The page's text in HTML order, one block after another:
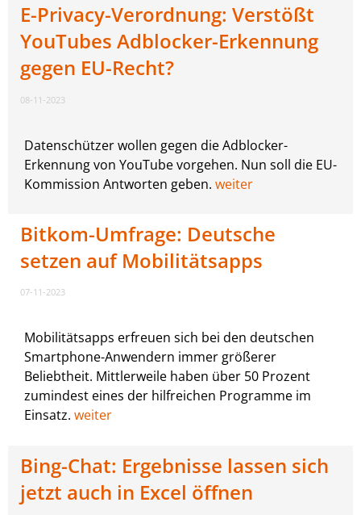
E-Privacy-Verordnung: Verstößt
YouTubes Adblocker-Erkennung
gegen EU-Recht?
08-11-2023
Datenschützer wollen gegen die Adblocker-
Erkennung von YouTube vorgehen. Nun soll die EU-
Kommission Antworten geben. weiter
Bitkom-Umfrage: Deutsche
setzen auf Mobilitätsapps
07-11-2023
Mobilitätsapps erfreuen sich bei den deutschen
Smartphone-Anwendern immer größerer
Beliebtheit. Mittlerweile haben über 50 Prozent
zumindest eines der hilfreichen Programme im
Einsatz. weiter
Bing-Chat: Ergebnisse lassen sich
jetzt auch in Excel öffnen